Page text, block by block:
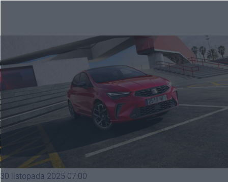
30 listopada 2025 07:00